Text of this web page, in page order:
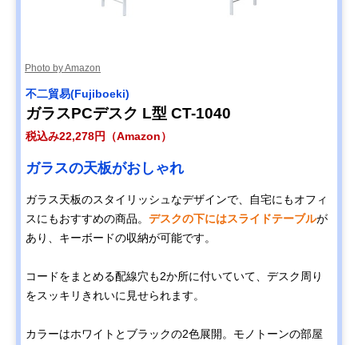
Photo by Amazon
不二貿易(Fujiboeki)
ガラスPCデスク L型 CT-1040
税込み22,278円（Amazon）
ガラスの天板がおしゃれ
ガラス天板のスタイリッシュなデザインで、自宅にもオフィ
スにもおすすめの商品。 デスクの下にはスライドテーブルが
あり、キーボードの収納が可能です。
コードをまとめる配線穴も2か所に付いていて、デスク周り
をスッキリきれいに見せられます。
カラーはホワイトとブラックの2色展開。モノトーンの部屋